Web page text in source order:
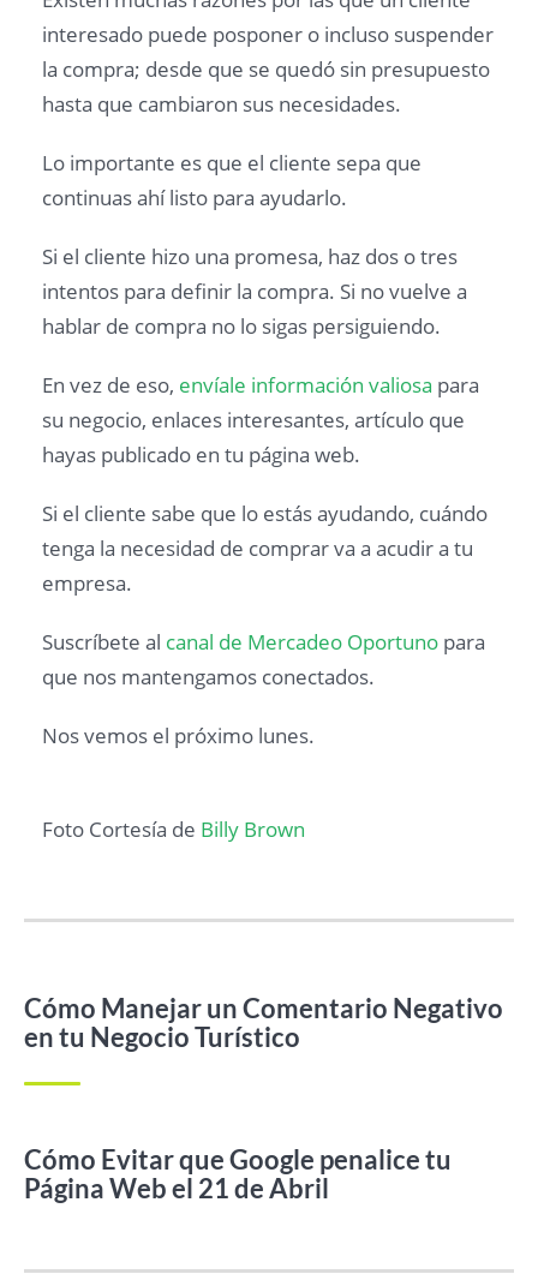
interesado puede posponer o incluso suspender
la compra; desde que se quedó sin presupuesto
hasta que cambiaron sus necesidades.
Lo importante es que el cliente sepa que
continuas ahí listo para ayudarlo.
Si el cliente hizo una promesa, haz dos o tres
intentos para definir la compra. Si no vuelve a
hablar de compra no lo sigas persiguiendo.
En vez de eso, envíale información valiosa para
su negocio, enlaces interesantes, artículo que
hayas publicado en tu página web.
Si el cliente sabe que lo estás ayudando, cuándo
tenga la necesidad de comprar va a acudir a tu
empresa.
Suscríbete al canal de Mercadeo Oportuno para
que nos mantengamos conectados.
Nos vemos el próximo lunes.
Foto Cortesía de Billy Brown
Cómo Manejar un Comentario Negativo
en tu Negocio Turístico
Cómo Evitar que Google penalice tu
Página Web el 21 de Abril